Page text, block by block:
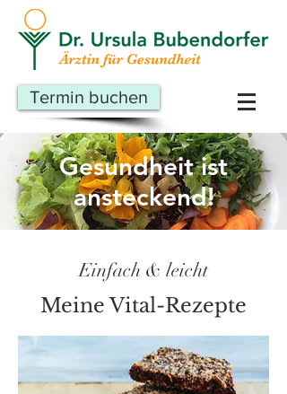
Termin buchen
Gesundheit ist
ansteckend!
Einfach & leicht
Meine Vital-Rezepte